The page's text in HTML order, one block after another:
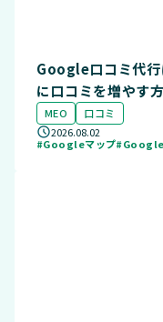
Google口コミ代行
に口コミを増やす
MEO
口コミ
2026.08.02
#Googleマップ#Google